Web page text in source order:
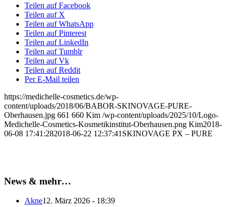
Teilen auf Facebook
Teilen auf X
Teilen auf WhatsApp
Teilen auf Pinterest
Teilen auf LinkedIn
Teilen auf Tumblr
Teilen auf Vk
Teilen auf Reddit
Per E-Mail teilen
https://medichelle-cosmetics.de/wp-
content/uploads/2018/06/BABOR-SKINOVAGE-PURE-
Oberhausen.jpg 661 660 Kim /wp-content/uploads/2025/10/Logo-
Medichelle-Cosmetics-Kosmetikinstitut-Oberhausen.png Kim2018-
06-08 17:41:282018-06-22 12:37:41 SKINOVAGE PX – PURE
News & mehr…
Akne12. März 2026 - 18:39